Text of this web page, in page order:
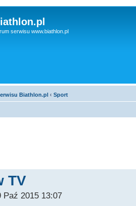
serwisu www.biathlon.pl
Biathlon.pl ‹ Sport
TV
Paź 2015 13:07